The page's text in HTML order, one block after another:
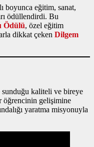
boyunca eğitim, sanat,
ödüllendirdi. Bu
Ödülü, özel eğitim
dikkat çeken Dilgem
kaliteli ve bireye
öğrencinin gelişimine
yaratma misyonuyla